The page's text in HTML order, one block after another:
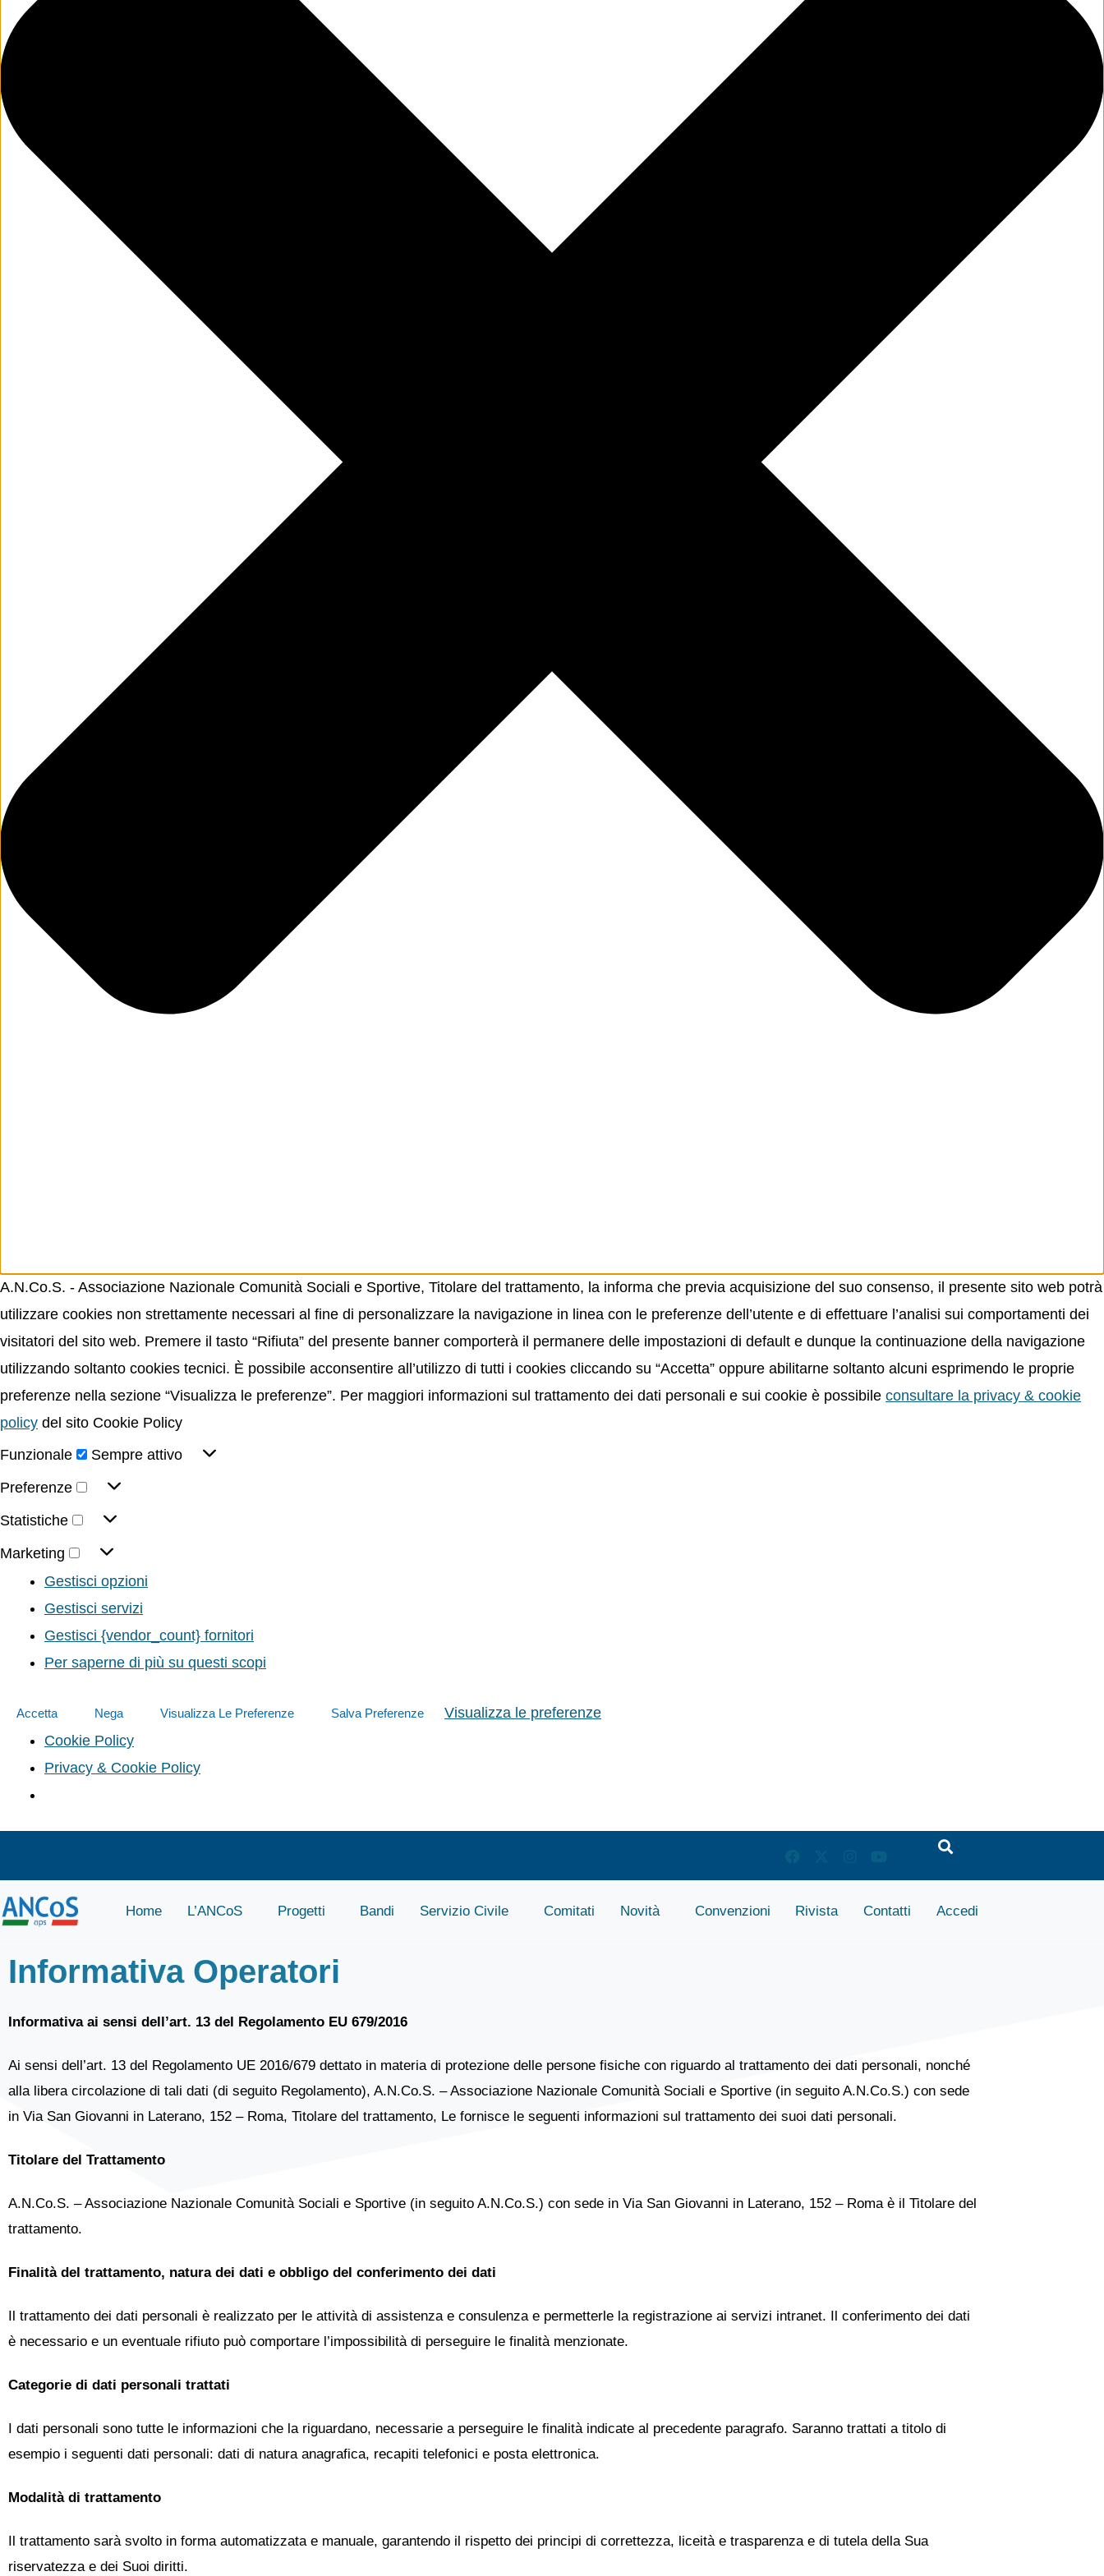
A.N.Co.S. - Associazione Nazionale Comunità Sociali e Sportive, Titolare del trattamento, la informa che previa acquisizione del suo consenso, il presente sito web potrà
utilizzare cookies non strettamente necessari al fine di personalizzare la navigazione in linea con le preferenze dell’utente e di effettuare l’analisi sui comportamenti dei
visitatori del sito web. Premere il tasto “Rifiuta” del presente banner comporterà il permanere delle impostazioni di default e dunque la continuazione della navigazione
utilizzando soltanto cookies tecnici. È possibile acconsentire all’utilizzo di tutti i cookies cliccando su “Accetta” oppure abilitarne soltanto alcuni esprimendo le proprie
preferenze nella sezione “Visualizza le preferenze”. Per maggiori informazioni sul trattamento dei dati personali e sui cookie è possibile consultare la privacy & cookie
policy del sito Cookie Policy
Funzionale
Sempre attivo
Preferenze
Statistiche
Marketing
Gestisci opzioni
Gestisci servizi
Gestisci {vendor_count} fornitori
Per saperne di più su questi scopi
Accetta Nega Visualizza Le Preferenze Salva Preferenze
Visualizza le preferenze
Cookie Policy
Privacy & Cookie Policy
Home L’ANCoS Progetti Bandi Servizio Civile Comitati Novità Convenzioni Rivista Contatti Accedi
Informativa Operatori
Informativa ai sensi dell’art. 13 del Regolamento EU 679/2016
Ai sensi dell’art. 13 del Regolamento UE 2016/679 dettato in materia di protezione delle persone fisiche con riguardo al trattamento dei dati personali, nonché
alla libera circolazione di tali dati (di seguito Regolamento), A.N.Co.S. – Associazione Nazionale Comunità Sociali e Sportive (in seguito A.N.Co.S.) con sede
in Via San Giovanni in Laterano, 152 – Roma, Titolare del trattamento, Le fornisce le seguenti informazioni sul trattamento dei suoi dati personali.
Titolare del Trattamento
A.N.Co.S. – Associazione Nazionale Comunità Sociali e Sportive (in seguito A.N.Co.S.) con sede in Via San Giovanni in Laterano, 152 – Roma è il Titolare del
trattamento.
Finalità del trattamento, natura dei dati e obbligo del conferimento dei dati
Il trattamento dei dati personali è realizzato per le attività di assistenza e consulenza e permetterle la registrazione ai servizi intranet. Il conferimento dei dati
è necessario e un eventuale rifiuto può comportare l’impossibilità di perseguire le finalità menzionate.
Categorie di dati personali trattati
I dati personali sono tutte le informazioni che la riguardano, necessarie a perseguire le finalità indicate al precedente paragrafo. Saranno trattati a titolo di
esempio i seguenti dati personali: dati di natura anagrafica, recapiti telefonici e posta elettronica.
Modalità di trattamento
Il trattamento sarà svolto in forma automatizzata e manuale, garantendo il rispetto dei principi di correttezza, liceità e trasparenza e di tutela della Sua
riservatezza e dei Suoi diritti.